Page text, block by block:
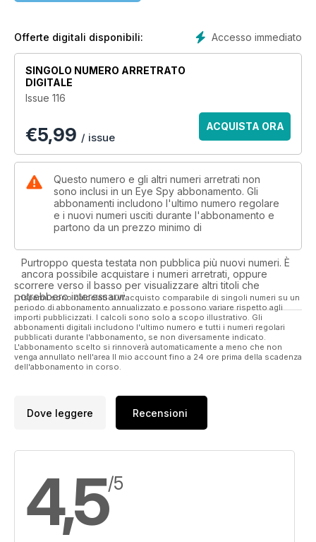
THE DECEPTIVE FACTOR PART 13: Maskirova, THE
Parker, Abdel Hakin Belhaj, Jeremy Fleming, Vladimir Lenin,
Arkady Babchenko, Joseph Fredericks, Vladimir Putin, New
Accesso immediato
Offerte digitali disponibili:
SINGOLO NUMERO ARRETRATO
DIGITALE
Issue 116
€5,99 / issue
ACQUISTA ORA
Questo numero e gli altri numeri arretrati non
sono inclusi in un Eye Spy abbonamento. Gli
abbonamenti includono l'ultimo numero regolare
e i nuovi numeri usciti durante l'abbonamento e
partono da un prezzo minimo di
Purtroppo questa testata non pubblica più nuovi numeri. È
ancora possibile acquistare i numeri arretrati, oppure
scorrere verso il basso per visualizzare altri titoli che
potrebbero interessarvi.
I risparmi sono calcolati sull'acquisto comparabile di singoli numeri su un
periodo di abbonamento annualizzato e possono variare rispetto agli
importi pubblicizzati. I calcoli sono solo a scopo illustrativo. Gli
abbonamenti digitali includono l'ultimo numero e tutti i numeri regolari
pubblicati durante l'abbonamento, se non diversamente indicato.
L'abbonamento scelto si rinnoverà automaticamente a meno che non
venga annullato nell'area Il mio account fino a 24 ore prima della scadenza
dell'abbonamento in corso.
Dove leggere Recensioni
4,5/5